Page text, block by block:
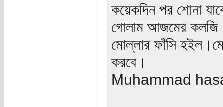
কয়েকদিন পর শোনা
গোলাম আজমের কলজি
মোল্লার ফাঁসি
করবে।
Muhammad